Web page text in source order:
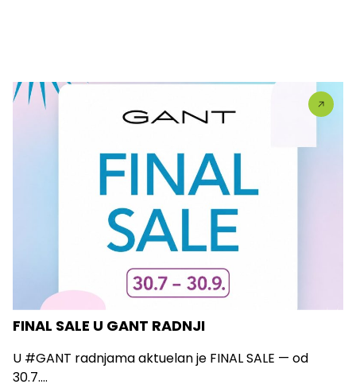
FINAL SALE U GANT RADNJI
U #GANT radnjama aktuelan je FINAL SALE — od
30.7....